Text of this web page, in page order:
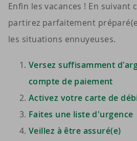
Enfin les vacances ! En suivant
partirez parfaitement
les situations ennuyeuses.
Versez suffisamment
compte de paiement
Activez votre carte de
Faites une liste d'urgence
Veillez à être assuré(e)